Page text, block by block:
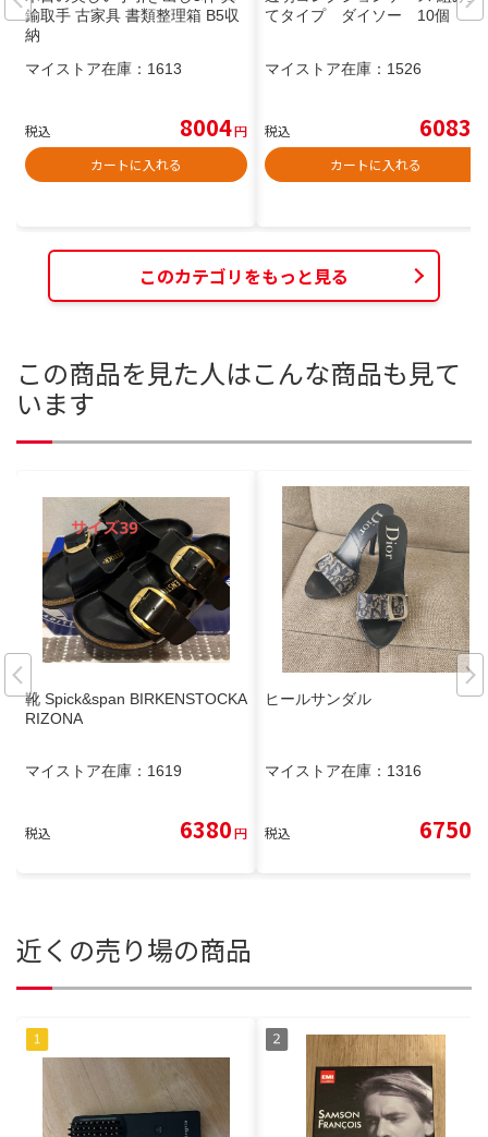
鍮取手 古家具 書類整理箱 B5収
納
マイストア在庫： 1613
税込 8004円
カートに入れる
てタイプ ダイソー 10個
マイストア在庫： 1526
税込 6083
カートに入れる
このカテゴリをもっと見る
この商品を見た人はこんな商品も見て
います
靴 Spick&span BIRKENSTOCKA
RIZONA
マイストア在庫： 1619
税込 6380円
ヒールサンダル
マイストア在庫： 1316
税込 6750
近くの売り場の商品